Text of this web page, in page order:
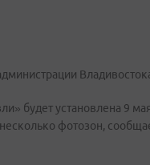
будет установлена 9
фотозон,